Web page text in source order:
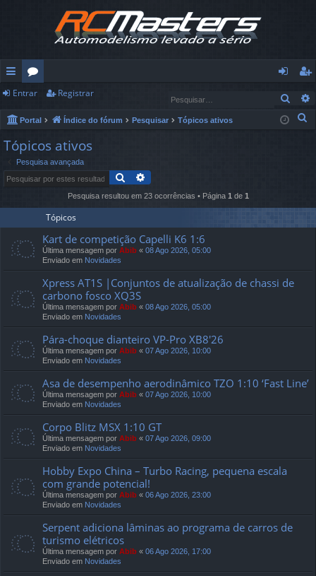
in
ks
rá
os
ór
u
ns
nt
ra
eg
ist
Entrar Registrar
Portal Índice do fórum Pesquisar Tópicos ativos
a
Tópicos ativos
Pesquisa avançada
Pesquisar
Pesquisa resultou em 23 ocorrências • Página 1 de 1
Tópicos
Kart de competição Capelli K6 1:6
Última mensagem por Abib « 08 Ago 2026, 05:00
Enviado em Novidades
Xpress AT1S |Conjuntos de atualização de chassi de
carbono fosco XQ3S
Última mensagem por Abib « 08 Ago 2026, 05:00
Enviado em Novidades
Pára-choque dianteiro VP-Pro XB8'26
Última mensagem por Abib « 07 Ago 2026, 10:00
Enviado em Novidades
Asa de desempenho aerodinâmico TZO 1:10 ‘Fast Line’
Última mensagem por Abib « 07 Ago 2026, 10:00
Enviado em Novidades
Corpo Blitz MSX 1:10 GT
Última mensagem por Abib « 07 Ago 2026, 09:00
Enviado em Novidades
Hobby Expo China – Turbo Racing, pequena escala
com grande potencial!
Última mensagem por Abib « 06 Ago 2026, 23:00
Enviado em Novidades
Serpent adiciona lâminas ao programa de carros de
turismo elétricos
Última mensagem por Abib « 06 Ago 2026, 17:00
Enviado em Novidades